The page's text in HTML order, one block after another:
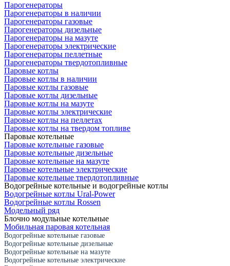
Парогенераторы
Парогенераторы в наличии
Парогенераторы газовые
Парогенераторы дизельные
Парогенераторы на мазуте
Парогенераторы электрические
Парогенераторы пеллетные
Парогенераторы твердотопливные
Паровые котлы
Паровые котлы в наличии
Паровые котлы газовые
Паровые котлы дизельные
Паровые котлы на мазуте
Паровые котлы электрические
Паровые котлы на пеллетах
Паровые котлы на твердом топливе
Паровые котельные
Паровые котельные газовые
Паровые котельные дизельные
Паровые котельные на мазуте
Паровые котельные электрические
Паровые котельные твердотопливные
Водогрейные котельные и водогрейные котлы
Водогрейные котлы Ural-Power
Водогрейные котлы Rossen
Модельный ряд
Блочно модульные котельные
Мобильная паровая котельная
Водогрейные котельные газовые
Водогрейные котельные дизельные
Водогрейные котельные на мазуте
Водогрейные котельные электрические